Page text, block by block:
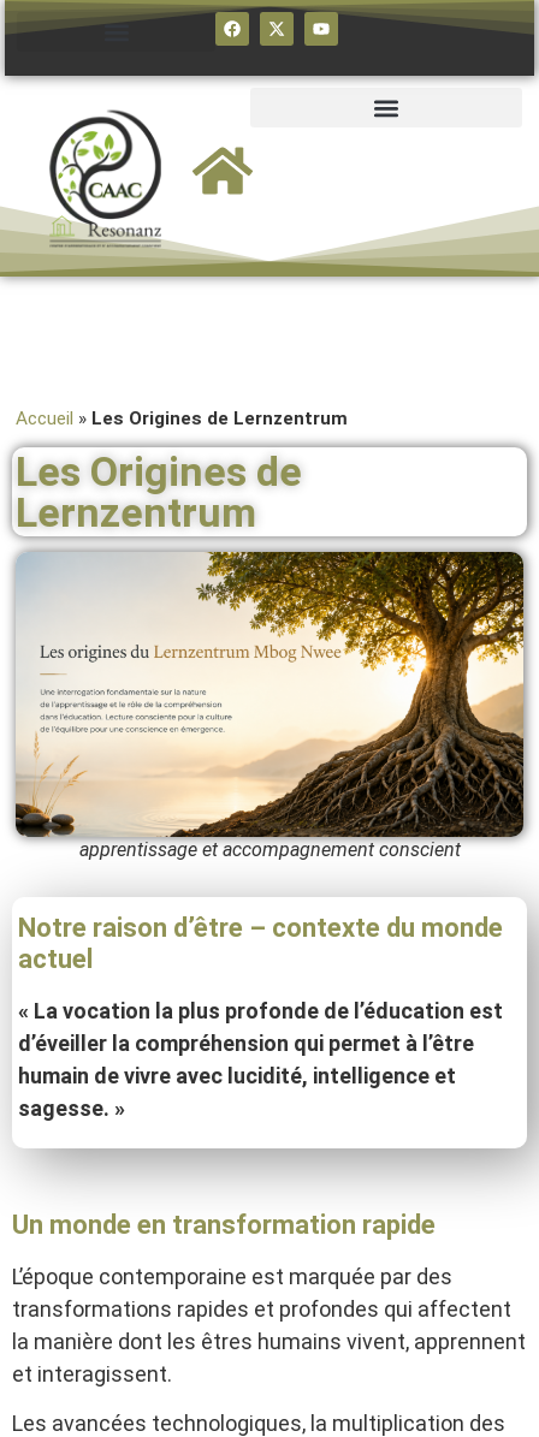
Accueil » Les Origines de Lernzentrum
Les Origines de
Lernzentrum
apprentissage et accompagnement conscient
Notre raison d’être – contexte du monde
actuel
« La vocation la plus profonde de l’éducation est
d’éveiller la compréhension qui permet à l’être
humain de vivre avec lucidité, intelligence et
sagesse. »
Un monde en transformation rapide
L’époque contemporaine est marquée par des
transformations rapides et profondes qui affectent
la manière dont les êtres humains vivent, apprennent
et interagissent.
Les avancées technologiques, la multiplication des